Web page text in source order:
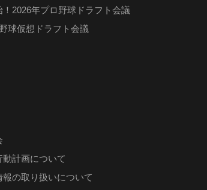
！2026年プロ野球ドラフト会議
球仮想ドラフト会議
計画について
報の取り扱いについて